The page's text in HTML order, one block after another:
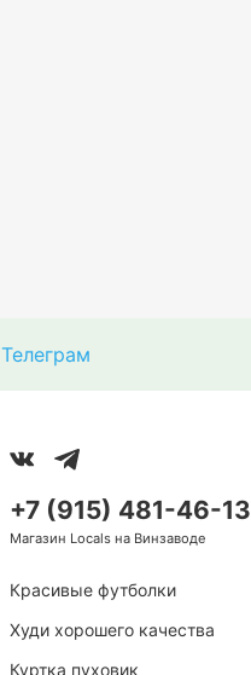
Телеграм
+7 (915) 481-46-13
Магазин Locals на Винзаводе
Красивые футболки
Худи хорошего качества
Куртка пуховик